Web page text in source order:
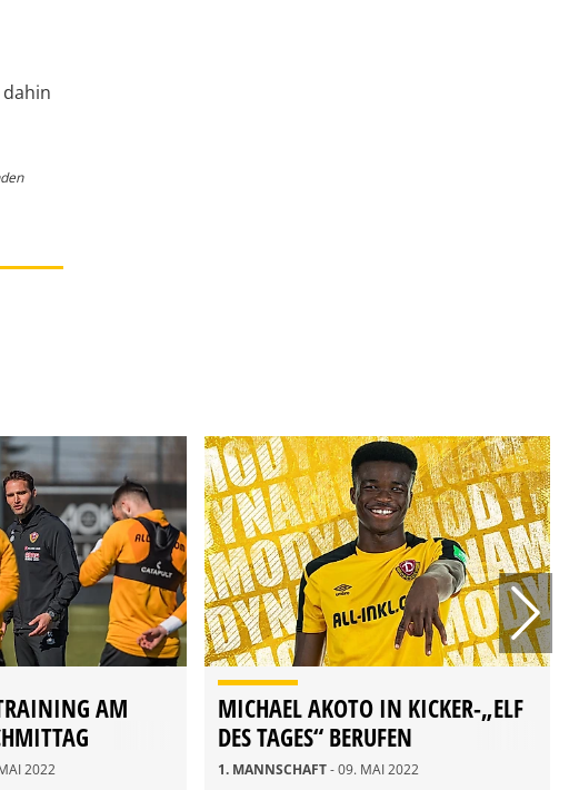
AM
2022
MICHAEL AKOTO IN KICKER-„ELF
DES TAGES“ BERUFEN
1. MANNSCHAFT- 09. MAI 2022